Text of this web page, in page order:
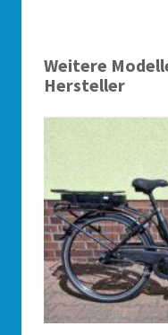
Weitere
Hersteller